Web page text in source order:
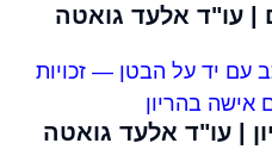
| עו"ד אלעד גואטה
| עו"ד אלעד גואטה